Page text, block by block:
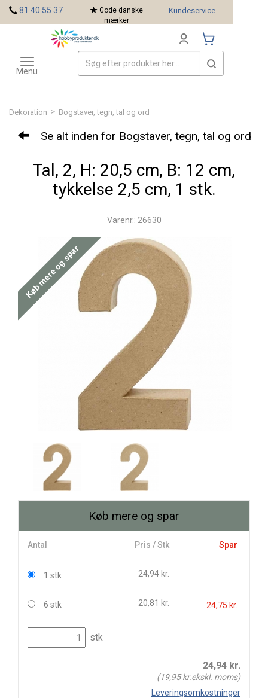
Dekoration > Bogstaver, tegn, tal og ord
Se alt inden for Bogstaver, tegn, tal og ord
Tal, 2, H: 20,5 cm, B: 12 cm,
tykkelse 2,5 cm, 1 stk.
Varenr.: 26630
Køb mere og spar
Køb mere og spar
Antal Pris / Stk Spar
1 stk 24,94 kr.
6 stk 20,81 kr. 24,75 kr.
stk
24,94 kr.
(19,95kr.ekskl. moms)
Leveringsomkostninger
81 40 55 37
Gode danske
mærker
Kundeservice
Toggle
navigation
Menu
Mærker